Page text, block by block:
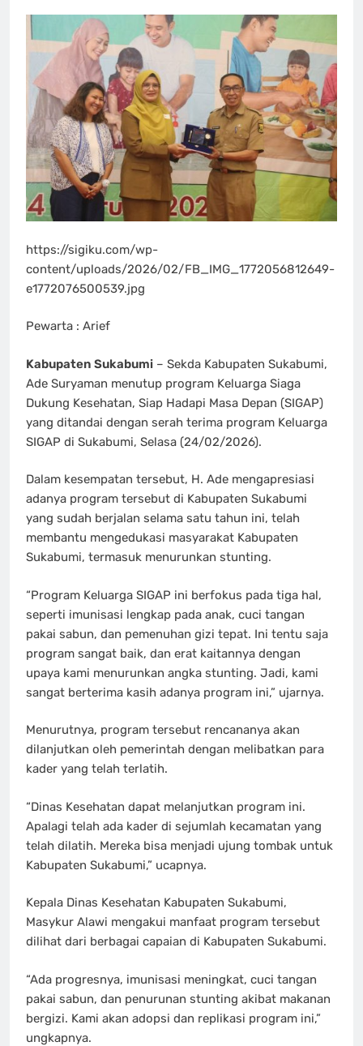
https://sigiku.com/wp-
content/uploads/2026/02/FB_IMG_1772056812649-
e1772076500539.jpg
Pewarta : Arief
Kabupaten Sukabumi – Sekda Kabupaten Sukabumi,
Ade Suryaman menutup program Keluarga Siaga
Dukung Kesehatan, Siap Hadapi Masa Depan (SIGAP)
yang ditandai dengan serah terima program Keluarga
SIGAP di Sukabumi, Selasa (24/02/2026).
Dalam kesempatan tersebut, H. Ade mengapresiasi
adanya program tersebut di Kabupaten Sukabumi
yang sudah berjalan selama satu tahun ini, telah
membantu mengedukasi masyarakat Kabupaten
Sukabumi, termasuk menurunkan stunting.
“Program Keluarga SIGAP ini berfokus pada tiga hal,
seperti imunisasi lengkap pada anak, cuci tangan
pakai sabun, dan pemenuhan gizi tepat. Ini tentu saja
program sangat baik, dan erat kaitannya dengan
upaya kami menurunkan angka stunting. Jadi, kami
sangat berterima kasih adanya program ini,” ujarnya.
Menurutnya, program tersebut rencananya akan
dilanjutkan oleh pemerintah dengan melibatkan para
kader yang telah terlatih.
“Dinas Kesehatan dapat melanjutkan program ini.
Apalagi telah ada kader di sejumlah kecamatan yang
telah dilatih. Mereka bisa menjadi ujung tombak untuk
Kabupaten Sukabumi,” ucapnya.
Kepala Dinas Kesehatan Kabupaten Sukabumi,
Masykur Alawi mengakui manfaat program tersebut
dilihat dari berbagai capaian di Kabupaten Sukabumi.
“Ada progresnya, imunisasi meningkat, cuci tangan
pakai sabun, dan penurunan stunting akibat makanan
bergizi. Kami akan adopsi dan replikasi program ini,”
ungkapnya.